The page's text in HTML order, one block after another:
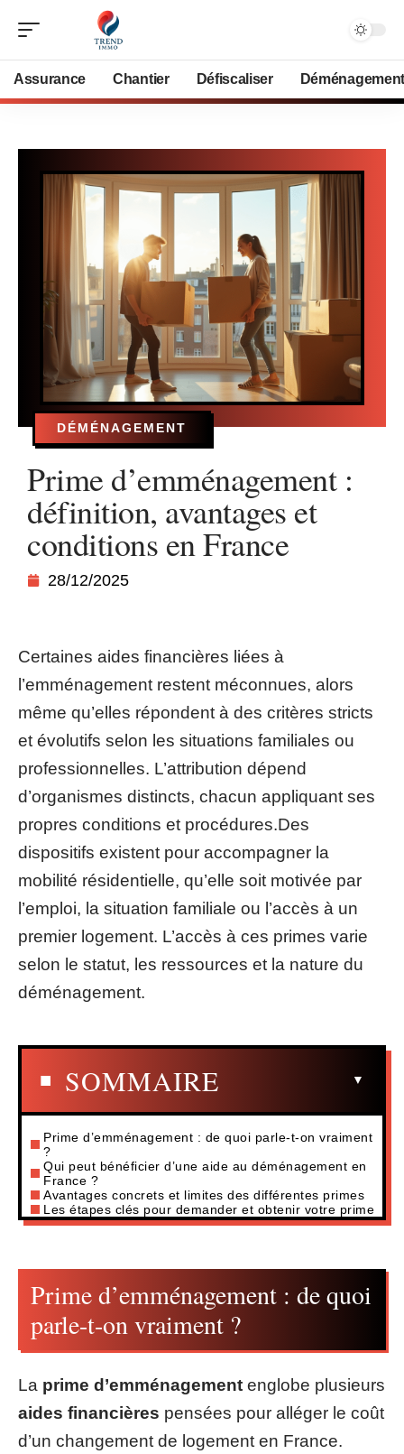
Assurance Chantier Défiscaliser Déménagement
DÉMÉNAGEMENT
Prime d’emménagement :
définition, avantages et
conditions en France
28/12/2025
Certaines aides financières liées à
l’emménagement restent méconnues, alors
même qu’elles répondent à des critères stricts
et évolutifs selon les situations familiales ou
professionnelles. L’attribution dépend
d’organismes distincts, chacun appliquant ses
propres conditions et procédures.Des
dispositifs existent pour accompagner la
mobilité résidentielle, qu’elle soit motivée par
l’emploi, la situation familiale ou l’accès à un
premier logement. L’accès à ces primes varie
selon le statut, les ressources et la nature du
déménagement.
SOMMAIRE
Prime d’emménagement : de quoi parle-t-on vraiment
?
Qui peut bénéficier d’une aide au déménagement en
France ?
Avantages concrets et limites des différentes primes
Les étapes clés pour demander et obtenir votre prime
Prime d’emménagement : de quoi
parle-t-on vraiment ?
La prime d’emménagement englobe plusieurs
aides financières pensées pour alléger le coût
d’un changement de logement en France.